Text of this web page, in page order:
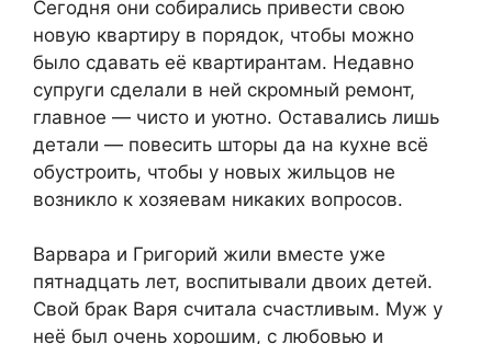
Сегодня они собирались привести свою
новую квартиру в порядок, чтобы можно
было сдавать её квартирантам. Недавно
супруги сделали в ней скромный ремонт,
главное — чисто и уютно. Оставались лишь
детали — повесить шторы да на кухне всё
обустроить, чтобы у новых жильцов не
возникло к хозяевам никаких вопросов.
Варвара и Григорий жили вместе уже
пятнадцать лет, воспитывали двоих детей.
Свой брак Варя считала счастливым. Муж у
неё был очень хорошим, с любовью и